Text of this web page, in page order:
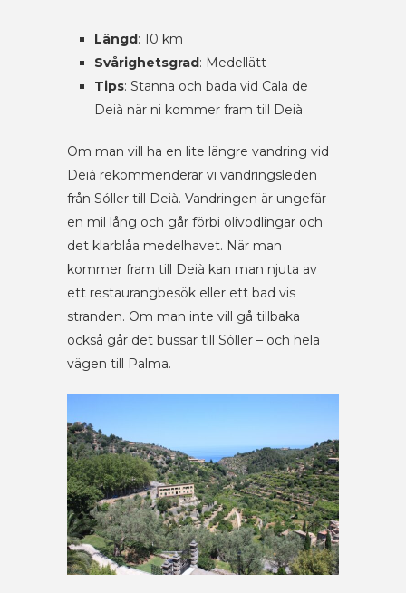
Längd: 10 km
Svårighetsgrad: Medellätt
Tips: Stanna och bada vid Cala de
Deià när ni kommer fram till Deià
Om man vill ha en lite längre vandring vid
Deià rekommenderar vi vandringsleden
från Sóller till Deià. Vandringen är ungefär
en mil lång och går förbi olivodlingar och
det klarblåa medelhavet. När man
kommer fram till Deià kan man njuta av
ett restaurangbesök eller ett bad vis
stranden. Om man inte vill gå tillbaka
också går det bussar till Sóller – och hela
vägen till Palma.